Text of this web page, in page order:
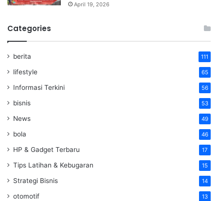
April 19, 2026
Categories
berita 111
lifestyle 65
Informasi Terkini 56
bisnis 53
News 49
bola 46
HP & Gadget Terbaru 17
Tips Latihan & Kebugaran 15
Strategi Bisnis 14
otomotif 13